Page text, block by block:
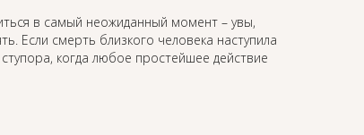
в самый неожиданный момент – увы,
Если смерть близкого человека наступила
когда любое простейшее действие